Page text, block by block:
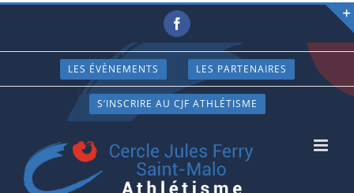
Passer
contenu
Facebook
LES ÉVÈNEMENTS LES PARTENAIRES
S’INSCRIRE AU CJF ATHLÉTISME